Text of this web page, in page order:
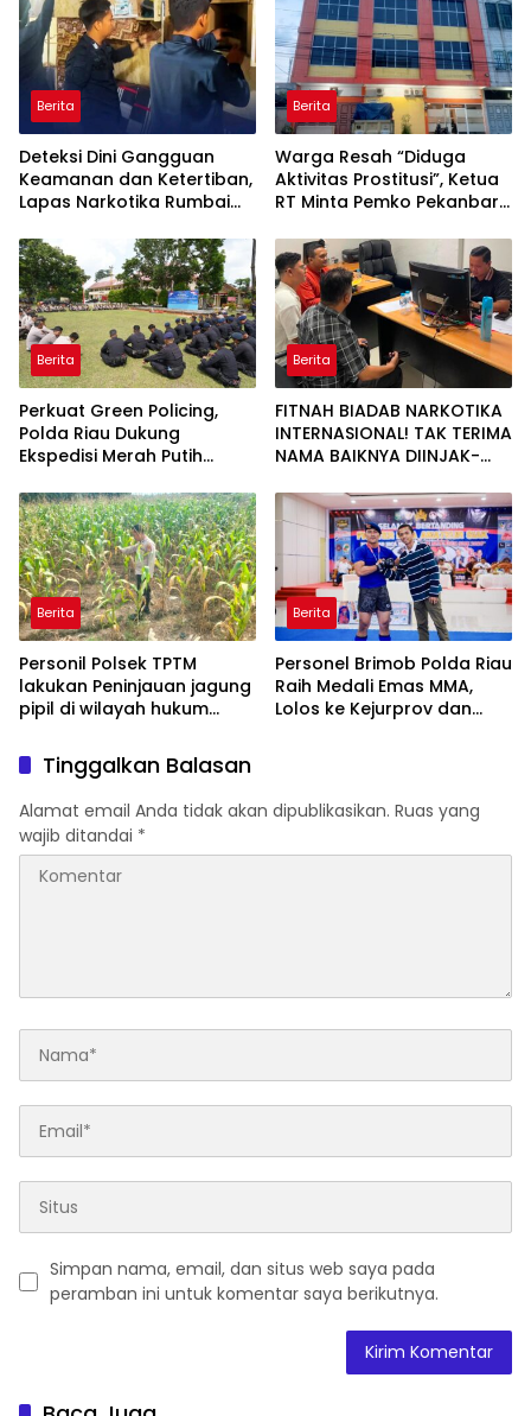
Berita
Deteksi Dini Gangguan
Keamanan dan Ketertiban,
Lapas Narkotika Rumbai
Hunian
Berita
Warga Resah “Diduga
Aktivitas Prostitusi”, Ketua
RT Minta Pemko Pekanbaru
Aktivitas Z Homestay di
Jalan Tanjung Datuk
Berita
Perkuat Green Policing,
Polda Riau Dukung
Ekspedisi Merah Putih
Penanaman Mangrove
Berita
FITNAH BIADAB NARKOTIKA
INTERNASIONAL! TAK TERIMA
NAMA BAIKNYA DIINJAK-
DECLARE WAR: SIAP Bantai
DAN SERET AKUN PEMBUNUH
KARAKTER KE PENJARA
POLDA KEPRI!
Berita
Personil Polsek TPTM
lakukan Peninjauan jagung
pipil di wilayah hukum
Berita
Personel Brimob Polda Riau
Raih Medali Emas MMA,
Lolos ke Kejurprov dan
Tinggalkan Balasan
Alamat email Anda tidak akan dipublikasikan. Ruas yang
wajib ditandai *
Simpan nama, email, dan situs web saya pada
peramban ini untuk komentar saya berikutnya.